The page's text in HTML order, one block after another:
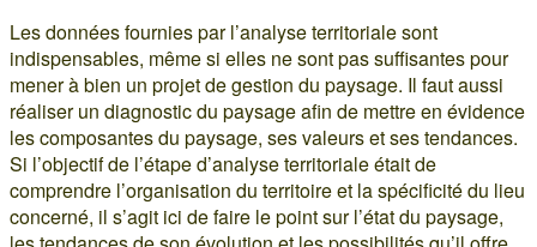
Les données fournies par l’analyse territoriale sont
indispensables, même si elles ne sont pas suffisantes pour
mener à bien un projet de gestion du paysage. Il faut aussi
réaliser un diagnostic du paysage afin de mettre en évidence
les composantes du paysage, ses valeurs et ses tendances.
Si l’objectif de l’étape d’analyse territoriale était de
comprendre l’organisation du territoire et la spécificité du lieu
concerné, il s’agit ici de faire le point sur l’état du paysage,